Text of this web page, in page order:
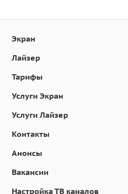
Экран
Лайзер
Тарифы
Услуги Экран
Услуги Лайзер
Контакты
Анонсы
Вакансии
Настройка ТВ каналов